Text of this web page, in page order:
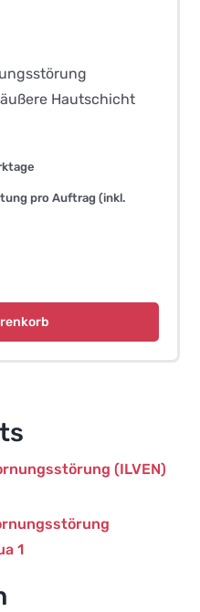
Hautschicht
pro Auftrag (inkl.
(ILVEN)
1